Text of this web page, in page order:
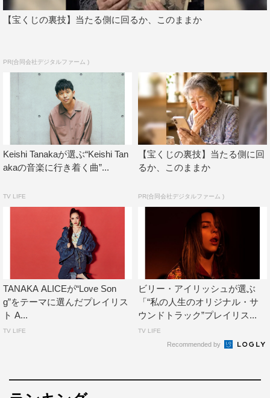
【宝くじの裏技】当たる側に回るか、このままか
PR(合同会社デジタルファーム )
Keishi Tanakaが選ぶ“Keishi Tan
akaの音楽に行き着く曲”...
TV LIFE
【宝くじの裏技】当たる側に回
るか、このままか
PR(合同会社デジタルファーム )
TANAKA ALICEが“Love Son
g”をテーマに選んだプレイリス
ト A...
TV LIFE
ビリー・アイリッシュが選ぶ
「“私の人生のオリジナル・サ
ウンドトラック”プレイリス...
TV LIFE
Recommended by